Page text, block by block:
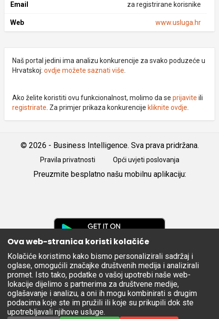
Email za registrirane korisnike
Web www.usluga.hr
Naš portal jedini ima analizu konkurencije za svako poduzeće u
Hrvatskoj: ovdje možete saznati više
Ako želite koristiti ovu funkcionalnost, molimo da se prijavite ili
registrirate . Za primjer prikaza konkurencije kliknite ovdje
© 2026 - Business Intelligence. Sva prava pridržana.
Pravila privatnosti Opći uvjeti poslovanja
Preuzmite besplatno našu mobilnu aplikaciju:
Apple
Store
Ova web-stranica koristi kolačiće
Kolačiće koristimo kako bismo personalizirali sadržaj i
oglase, omogućili značajke društvenih medija i analizirali
promet. Isto tako, podatke o vašoj upotrebi naše web-
lokacije dijelimo s partnerima za društvene medije,
oglašavanje i analizu, a oni ih mogu kombinirati s drugim
podacima koje ste im pružili ili koje su prikupili dok ste
upotrebljavali njihove usluge.